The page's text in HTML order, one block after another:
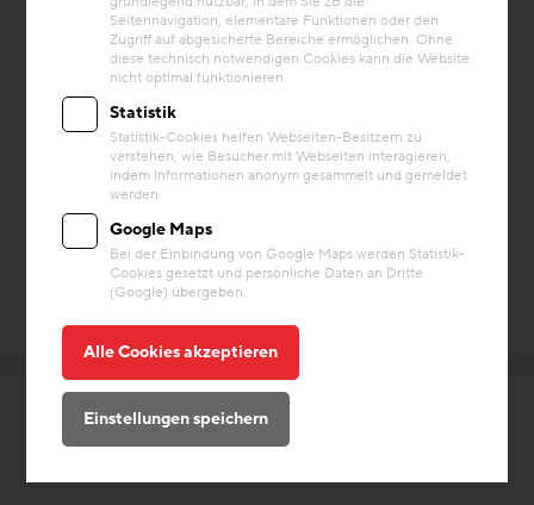
Temporäre Architektur im Kreislauf: Ein Re-
Use-Konzept für die Ausstellung in der
Zwickauer Audi-Halle Für die
Zentralausstellung der 4. Sächsischen ...
Baustoffe/Material
Seitennavigation, elementare Funktionen oder den
Zugriff auf abgesicherte Bereiche ermöglichen. Ohne
diese technisch notwendigen Cookies kann die Website
nicht optimal funktionieren.
Statistik
Statistik-Cookies helfen Webseiten-Besitzern zu
verstehen, wie Besucher mit Webseiten interagieren,
indem Informationen anonym gesammelt und gemeldet
werden.
Google Maps
Bei der Einbindung von Google Maps werden Statistik-
Cookies gesetzt und persönliche Daten an Dritte
(Google) übergeben.
Alle Cookies akzeptieren
Einstellungen speichern